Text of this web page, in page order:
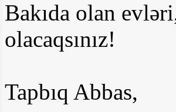
Bakıda olan
olacaqsınız!
Tapbıq Abbas,